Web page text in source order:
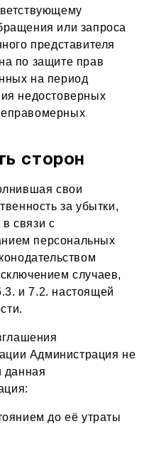
или запроса
представителя
по защите прав
на период
недостоверных
сторон
свои
за убытки,
связи с
персональных
случаев,
и 7.2. настоящей
Администрация не
данная
до её утраты